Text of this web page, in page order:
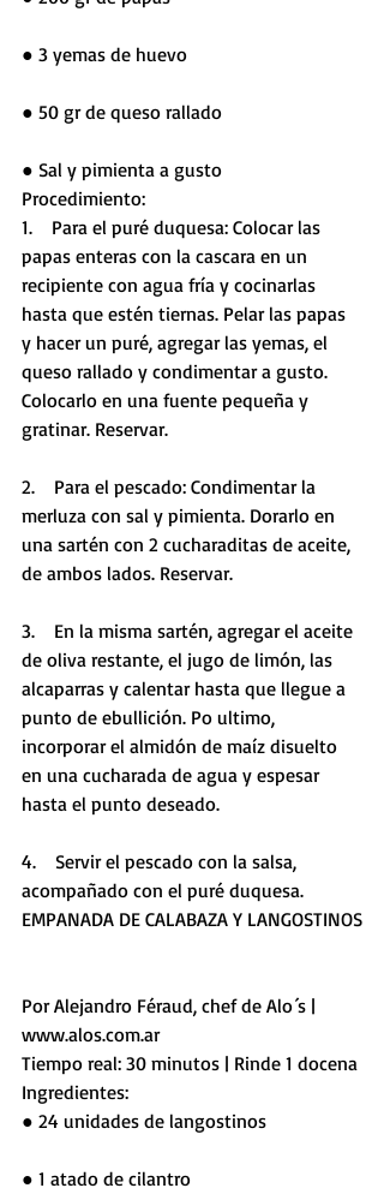
● 3 yemas de huevo
● 50 gr de queso rallado
● Sal y pimienta a gusto
Procedimiento:
1.    Para el puré duquesa: Colocar las
papas enteras con la cascara en un
recipiente con agua fría y cocinarlas
hasta que estén tiernas. Pelar las papas
y hacer un puré, agregar las yemas, el
queso rallado y condimentar a gusto.
Colocarlo en una fuente pequeña y
gratinar. Reservar.
2.    Para el pescado: Condimentar la
merluza con sal y pimienta. Dorarlo en
una sartén con 2 cucharaditas de aceite,
de ambos lados. Reservar.
3.    En la misma sartén, agregar el aceite
de oliva restante, el jugo de limón, las
alcaparras y calentar hasta que llegue a
punto de ebullición. Po ultimo,
incorporar el almidón de maíz disuelto
en una cucharada de agua y espesar
hasta el punto deseado.
4.    Servir el pescado con la salsa,
acompañado con el puré duquesa.
EMPANADA DE CALABAZA Y LANGOSTINOS
Por Alejandro Féraud, chef de Alo´s |
www.alos.com.ar
Tiempo real: 30 minutos | Rinde 1 docena
Ingredientes:
● 24 unidades de langostinos
● 1 atado de cilantro